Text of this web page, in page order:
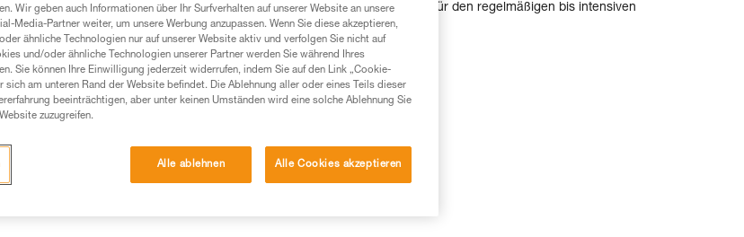
des Inhalts. Die Konstruktion aus TPU-Plane ist für den regelmäßigen bis intensiven
Gebrauch geeignet.
Einen Händler finden
Wir geben auch Informationen über Ihr Surfverhalten auf unserer Website an unsere
Media-Partner weiter, um unsere Werbung anzupassen. Wenn Sie diese akzeptieren,
ähnliche Technologien nur auf unserer Website aktiv und verfolgen Sie nicht auf
und/oder ähnliche Technologien unserer Partner werden Sie während Ihres
Sie können Ihre Einwilligung jederzeit widerrufen, indem Sie auf den Link „Cookie-
sich am unteren Rand der Website befindet. Die Ablehnung aller oder eines Teils dieser
beeinträchtigen, aber unter keinen Umständen wird eine solche Ablehnung Sie
zuzugreifen.
Alle ablehnen Alle Cookies akzeptieren